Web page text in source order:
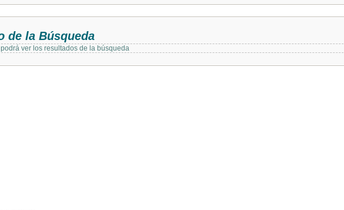
de la Búsqueda
ver los resultados de la búsqueda